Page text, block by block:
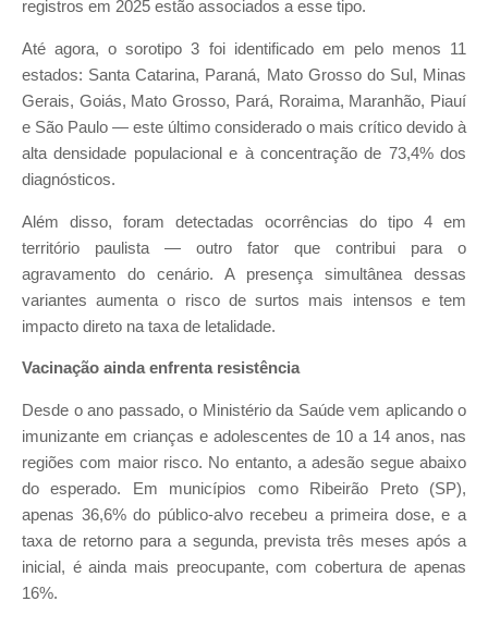
registros em 2025 estão associados a esse tipo.
Até agora, o sorotipo 3 foi identificado em pelo menos 11
estados: Santa Catarina, Paraná, Mato Grosso do Sul, Minas
Gerais, Goiás, Mato Grosso, Pará, Roraima, Maranhão, Piauí
e São Paulo — este último considerado o mais crítico devido à
alta densidade populacional e à concentração de 73,4% dos
diagnósticos.
Além disso, foram detectadas ocorrências do tipo 4 em
território paulista — outro fator que contribui para o
agravamento do cenário. A presença simultânea dessas
variantes aumenta o risco de surtos mais intensos e tem
impacto direto na taxa de letalidade.
Vacinação ainda enfrenta resistência
Desde o ano passado, o Ministério da Saúde vem aplicando o
imunizante em crianças e adolescentes de 10 a 14 anos, nas
regiões com maior risco. No entanto, a adesão segue abaixo
do esperado. Em municípios como Ribeirão Preto (SP),
apenas 36,6% do público-alvo recebeu a primeira dose, e a
taxa de retorno para a segunda, prevista três meses após a
inicial, é ainda mais preocupante, com cobertura de apenas
16%.